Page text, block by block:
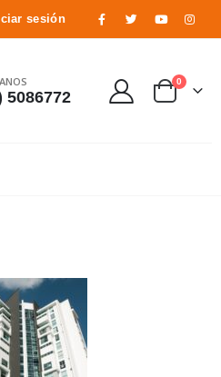
sesión
5086772
0